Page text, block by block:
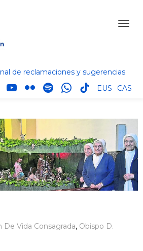
de reclamaciones y sugerencias
youtube
flickr spotifywhatsapp
tik
EUS CAS
De Vida Consagrada, Obispo D.